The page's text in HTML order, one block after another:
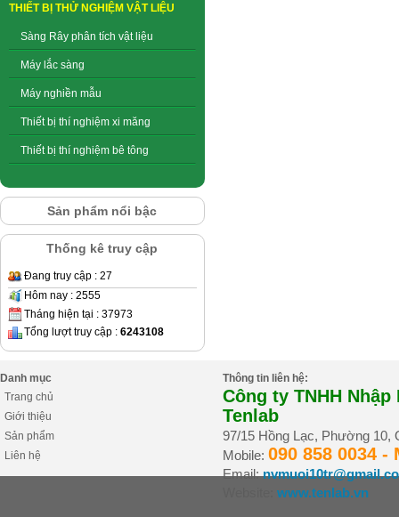
THIẾT BỊ THỬ NGHIỆM VẬT LIỆU
Sàng Rây phân tích vật liệu
Máy lắc sàng
Máy nghiền mẫu
Thiết bị thí nghiệm xi măng
Thiết bị thí nghiệm bê tông
Sản phẩm nổi bậc
Thống kê truy cập
Đang truy cập : 27
Hôm nay : 2555
Tháng hiện tại : 37973
Tổng lượt truy cập : 6243108
Danh mục
Trang chủ
Giới thiệu
Sản phẩm
Liên hệ
Thông tin liên hệ:
Công ty TNHH
Tenlab
97/15 Hồng Lạc, Phường 10,
Mobile: 090 858 0034 -
Email:
www.tenlab.vn